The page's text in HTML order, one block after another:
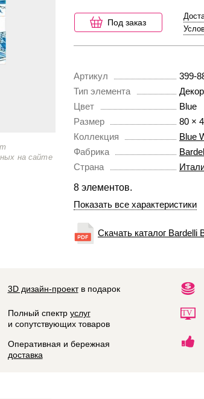
на сайте
Под заказ
Артикул
399-
Тип элемента
Декор
Цвет
Blue
Размер
80 ×
Коллекция
Blue
Фабрика
Страна
8 элементов.
Показать все характеристики
Скачать каталог Bardelli
3D дизайн-проектв подарок
Полный спектр услуг
и сопутствующих товаров
Оперативная и бережная
доставка